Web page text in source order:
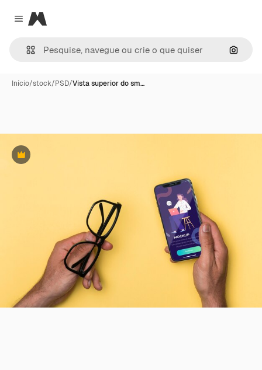
Close menu
Magnific
Início/stock/PSD/Vista superior do sm…
Premium